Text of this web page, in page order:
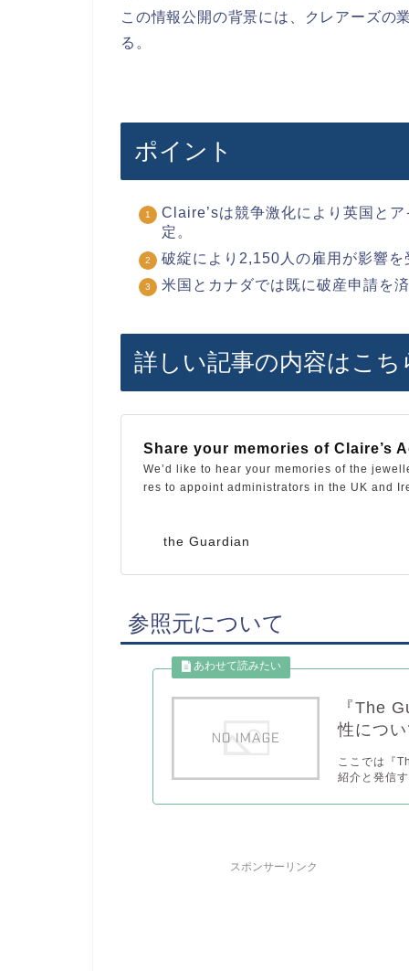
この情報公開の背景には、クレアーズの
る。
ポイント
Claire’sは競争激化により英国と
定。
破綻により2,150人の雇用が影響
米国とカナダでは既に破産申請を
詳しい記事の内容はこち
the Guardian
Share your memories of Claire’s
We’d like to hear your memories of the
res to appoint administrators in the UK and
参照元について
『The
性につ
ここでは『
紹介と発信
スポンサーリンク